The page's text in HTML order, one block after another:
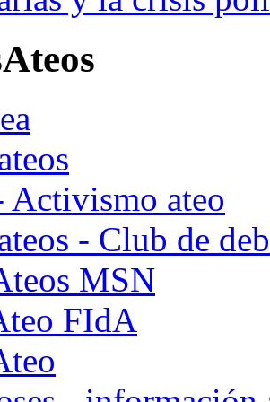
Ateos
Activismo ateo
- Club de
MSN
FIdA